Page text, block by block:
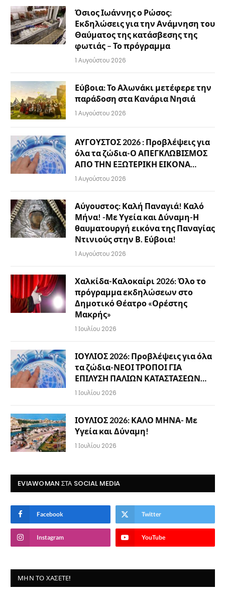
Όσιος Ιωάννης ο Ρώσος:
Εκδηλώσεις για την Ανάμνηση του
Θαύματος της κατάσβεσης της
φωτιάς – Το πρόγραμμα
1 Αυγούστου 2026
Εύβοια: Το Αλωνάκι μετέφερε την
παράδοση στα Κανάρια Νησιά
1 Αυγούστου 2026
ΑΥΓΟΥΣΤΟΣ 2026 : Προβλέψεις για
όλα τα ζώδια-Ο ΑΠΕΓΚΛΩΒΙΣΜΟΣ
ΑΠΟ ΤΗΝ ΕΞΩΤΕΡΙΚΗ ΕΙΚΟΝΑ…
1 Αυγούστου 2026
Αύγουστος: Καλή Παναγιά! Καλό
Μήνα! -Με Υγεία και Δύναμη-Η
θαυματουργή εικόνα της Παναγίας
Ντινιούς στην Β. Εύβοια!
1 Αυγούστου 2026
Χαλκίδα-Καλοκαίρι 2026: Όλο το
πρόγραμμα εκδηλώσεων στο
Δημοτικό Θέατρο «Ορέστης
Μακρής»
1 Ιουλίου 2026
ΙΟΥΛΙΟΣ 2026: Προβλέψεις για όλα
τα ζώδια-ΝΕΟΙ ΤΡΟΠΟΙ ΓΙΑ
ΕΠΙΛΥΣΗ ΠΑΛΙΩΝ ΚΑΤΑΣΤΑΣΕΩΝ…
1 Ιουλίου 2026
ΙΟΥΛΙΟΣ 2026: ΚΑΛΟ ΜΗΝΑ- Με
Υγεία και Δύναμη!
1 Ιουλίου 2026
EVIAWOMAN ΣΤΑ SOCIAL MEDIA
Facebook Twitter
Instagram YouTube
ΜΗΝ ΤΟ ΧΆΣΕΤΕ!